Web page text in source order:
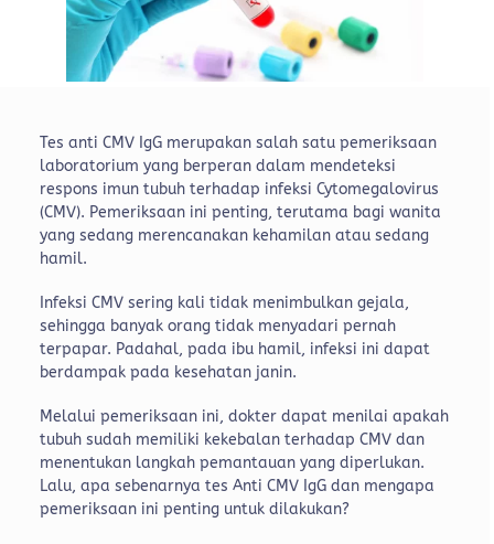
Tes anti CMV IgG merupakan salah satu pemeriksaan
laboratorium yang berperan dalam mendeteksi
respons imun tubuh terhadap infeksi Cytomegalovirus
(CMV). Pemeriksaan ini penting, terutama bagi wanita
yang sedang merencanakan kehamilan atau sedang
hamil.
Infeksi CMV sering kali tidak menimbulkan gejala,
sehingga banyak orang tidak menyadari pernah
terpapar. Padahal, pada ibu hamil, infeksi ini dapat
berdampak pada kesehatan janin.
Melalui pemeriksaan ini, dokter dapat menilai apakah
tubuh sudah memiliki kekebalan terhadap CMV dan
menentukan langkah pemantauan yang diperlukan.
Lalu, apa sebenarnya tes Anti CMV IgG dan mengapa
pemeriksaan ini penting untuk dilakukan?